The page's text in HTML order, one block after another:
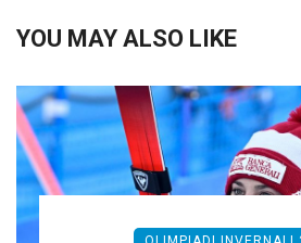
YOU MAY ALSO LIKE